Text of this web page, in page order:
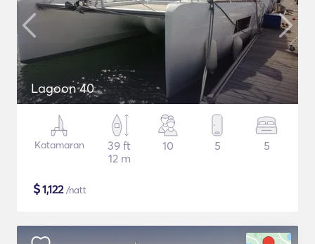
Lagoon 40
Katamaran
39 ft
12 m
10 5 5
$1,122/natt